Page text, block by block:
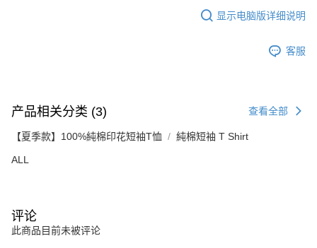
显示电脑版详细说明
客服
产品相关分类 (3) 查看全部
【夏季款】100%純棉印花短袖T恤 純棉短袖 T Shirt
ALL
评论
此商品目前未被评论